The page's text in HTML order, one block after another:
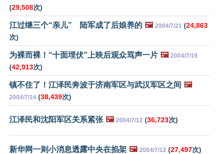
(29,508次)
江过继三个“亲儿” 陆军成了后娘养的 🖼️ 2004/7/21 (24,863
次)
为裸而裸！“十面埋伏”上映后观众骂声一片 🖼️ 2004/7/19
(42,913次)
镇不住了！江泽民奔波于济南军区与武汉军区之间 🖼️
2004/7/14 (38,439次)
江泽民和沈阳军区关系紧张 🖼️ 2004/7/12 (36,723次)
新华网一则小消息透露中央在掐架 🖼️ 2004/7/12 (27,497次)